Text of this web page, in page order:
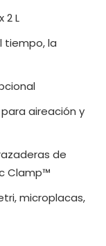
2 L
tiempo, la
aireación y
de
Clamp™
microplacas,